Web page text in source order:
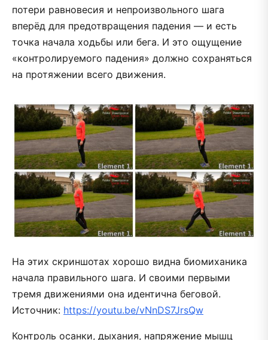
потери равновесия и непроизвольного шага
вперёд для предотвращения падения — и есть
точка начала ходьбы или бега. И это ощущение
«контролируемого падения» должно сохраняться
на протяжении всего движения.
На этих скриншотах хорошо видна биомиханика
начала правильного шага. И своими первыми
тремя движениями она идентична беговой.
Источник: https://youtu.be/vNnDS7JrsQw
Контроль осанки, дыхания, напряжение мышц